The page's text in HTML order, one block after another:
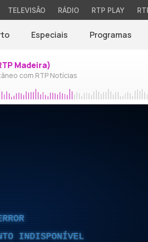
TELEVISÃO RÁDIO RTP PLAY
Especiais Programas
Madeira)
com RTP Notícias
INDISPONÍVEL